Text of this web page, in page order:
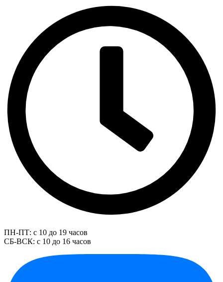
ПН-ПТ: с 10 до 19 часов
СБ-ВСК: с 10 до 16 часов